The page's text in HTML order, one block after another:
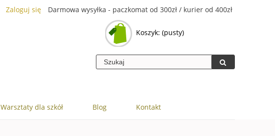
Darmowa wysyłka - paczkomat od 300zł / kurier od 400zł
Zaloguj się
Koszyk: (pusty)
Warsztaty dla szkół Blog Kontakt